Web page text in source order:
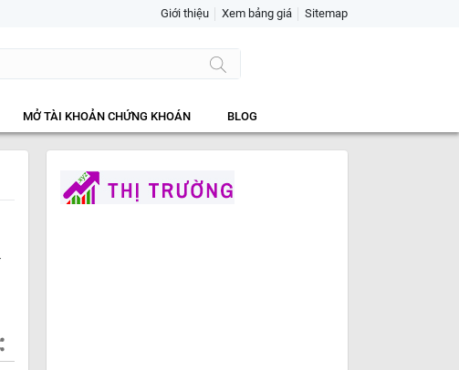
Giới thiệu Xem bảng giá Sitemap
MỞ TÀI KHOẢN CHỨNG KHOÁN BLOG